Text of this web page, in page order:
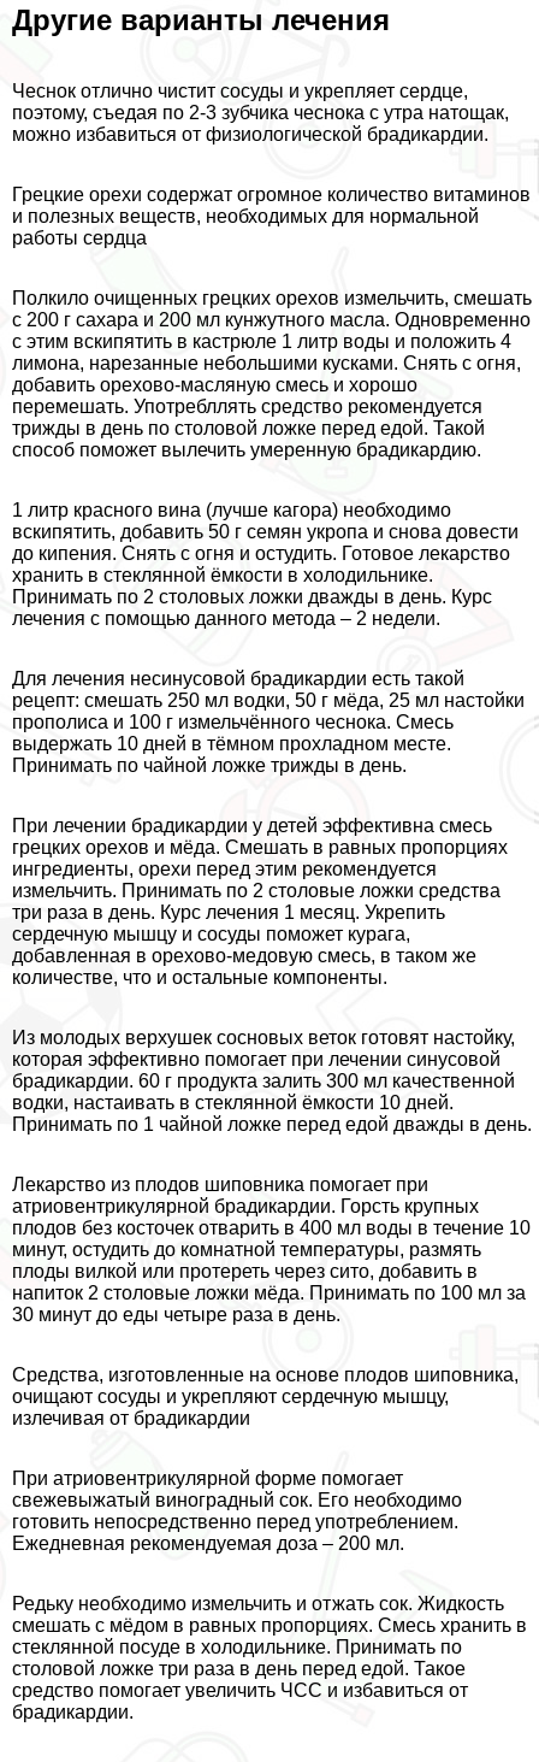
Другие варианты лечения
Чеснок отлично чистит сосуды и укрепляет сердце,
поэтому, съедая по 2-3 зубчика чеснока с утра натощак,
можно избавиться от физиологической брадикардии.
Грецкие орехи содержат огромное количество витаминов
и полезных веществ, необходимых для нормальной
работы сердца
Полкило очищенных грецких орехов измельчить, смешать
с 200 г сахара и 200 мл кунжутного масла. Одновременно
с этим вскипятить в кастрюле 1 литр воды и положить 4
лимона, нарезанные небольшими кусками. Снять с огня,
добавить орехово-масляную смесь и хорошо
перемешать. Употрeбллять средство рекомендуется
трижды в день по столовой ложке перед едой. Такой
способ поможет вылечить умеренную брадикардию.
1 литр красного вина (лучше кагора) необходимо
вскипятить, добавить 50 г семян укропа и снова довести
до кипения. Снять с огня и остудить. Готовое лекарство
хранить в стеклянной ёмкости в холодильнике.
Принимать по 2 столовых ложки дважды в день. Курс
лечения с помощью данного метода – 2 недели.
Для лечения несинусовой брадикардии есть такой
рецепт: смешать 250 мл водки, 50 г мёда, 25 мл настойки
прополиса и 100 г измельчённого чеснока. Смесь
выдержать 10 дней в тёмном прохладном месте.
Принимать по чайной ложке трижды в день.
При лечении брадикардии у детей эффективна смесь
грецких орехов и мёда. Смешать в равных пропорциях
ингредиенты, орехи перед этим рекомендуется
измельчить. Принимать по 2 столовые ложки средства
три раза в день. Курс лечения 1 месяц. Укрепить
сердечную мышцу и сосуды поможет курага,
добавленная в орехово-медовую смесь, в таком же
количестве, что и остальные компоненты.
Из молодых верхушек сосновых веток готовят настойку,
которая эффективно помогает при лечении синусовой
брадикардии. 60 г продукта залить 300 мл качественной
водки, настаивать в стеклянной ёмкости 10 дней.
Принимать по 1 чайной ложке перед едой дважды в день.
Лекарство из плодов шиповника помогает при
атриовентрикулярной брадикардии. Горсть крупных
плодов без косточек отварить в 400 мл воды в течение 10
минут, остудить до комнатной температуры, размять
плоды вилкой или протереть через сито, добавить в
напиток 2 столовые ложки мёда. Принимать по 100 мл за
30 минут до еды четыре раза в день.
Средства, изготовленные на основе плодов шиповника,
очищают сосуды и укрепляют сердечную мышцу,
излечивая от брадикардии
При атриовентрикулярной форме помогает
свежевыжатый виноградный сок. Его необходимо
готовить непосредственно перед употрeблением.
Ежедневная рекомендуемая доза – 200 мл.
Редьку необходимо измельчить и отжать сок. Жидкость
смешать с мёдом в равных пропорциях. Смесь хранить в
стеклянной посуде в холодильнике. Принимать по
столовой ложке три раза в день перед едой. Такое
средство помогает увеличить ЧСС и избавиться от
брадикардии.